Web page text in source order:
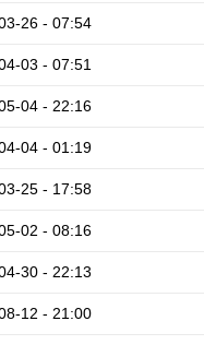
26 - 07:54
03 - 07:51
04 - 22:16
04 - 01:19
25 - 17:58
02 - 08:16
30 - 22:13
12 - 21:00